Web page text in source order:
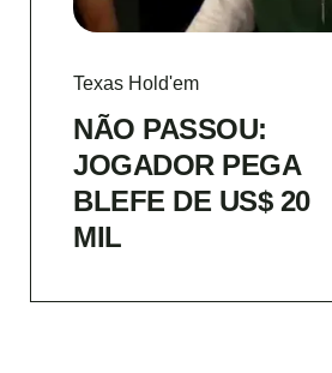
Texas Hold'em
NÃO PASSOU:
JOGADOR PEGA
BLEFE DE US$ 20
MIL